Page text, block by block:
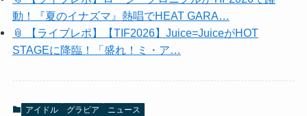
動！『夏のイナズマ』熱唱でHEAT GARA…
📎 【ライブレポ】【TIF2026】Juice=JuiceがHOT
STAGEに降臨！「盛れ！ミ・ア…
アイドル グラビア
ニュース